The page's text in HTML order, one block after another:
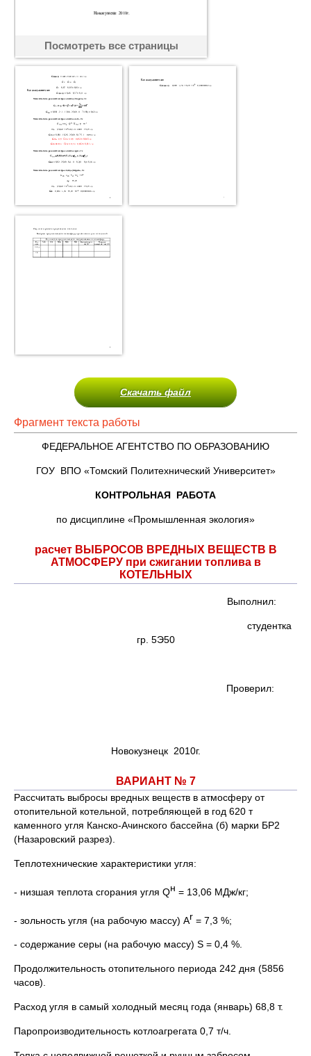
Посмотреть все страницы
Скачать файл
Фрагмент текста работы
ФЕДЕРАЛЬНОЕ АГЕНТСТВО ПО ОБРАЗОВАНИЮ
ГОУ ВПО «Томский Политехнический Университет»
КОНТРОЛЬНАЯ РАБОТА
по дисциплине «Промышленная экология»
расчет ВЫБРОСОВ ВРЕДНЫХ ВЕЩЕСТВ В
АТМОСФЕРУ при сжигании топлива в
КОТЕЛЬНЫХ
Выполнил:
студентка
гр. 5Э50
Проверил:
Новокузнецк 2010г.
ВАРИАНТ № 7
Рассчитать выбросы вредных веществ в атмосферу от
отопительной котельной, потребляющей в год 620 т
каменного угля Канско-Ачинского бассейна (б) марки БР2
(Назаровский разрез).
Теплотехнические характеристики угля:
- низшая теплота сгорания угля Qн = 13,06 МДж/кг;
- зольность угля (на рабочую массу) Аr = 7,3 %;
- содержание серы (на рабочую массу) S = 0,4 %.
Продолжительность отопительного периода 242 дня (5856
часов).
Расход угля в самый холодный месяц года (январь) 68,8 т.
Паропроизводительность котлоагрегата 0,7 т/ч.